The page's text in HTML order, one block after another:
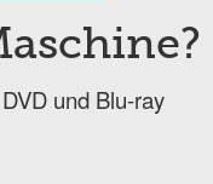
und Blu-ray